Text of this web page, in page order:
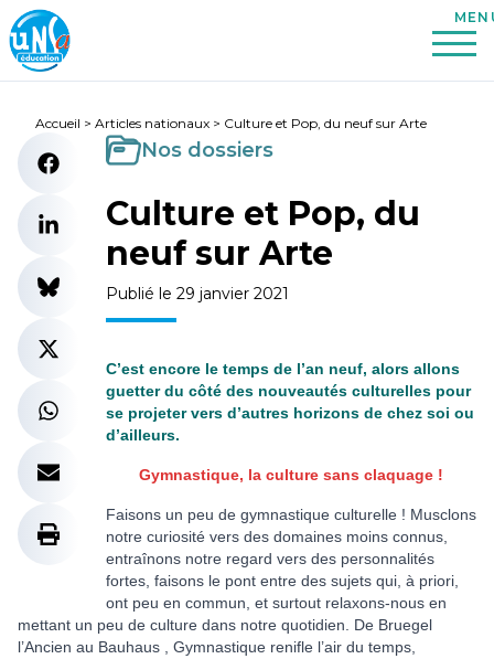
Accueil > Articles nationaux > Culture et Pop, du neuf sur Arte
Nos dossiers
Culture et Pop, du
neuf sur Arte
Publié le 29 janvier 2021
C’est encore le temps de l’an neuf, alors allons
guetter du côté des nouveautés culturelles pour
se projeter vers d’autres horizons de chez soi ou
d’ailleurs.
Gymnastique, la culture sans claquage !
Faisons un peu de gymnastique culturelle ! Musclons
notre curiosité vers des domaines moins connus,
entraînons notre regard vers des personnalités
fortes, faisons le pont entre des sujets qui, à priori,
ont peu en commun, et surtout relaxons-nous en
mettant un peu de culture dans notre quotidien. De Bruegel
l’Ancien au Bauhaus , Gymnastique renifle l’air du temps,